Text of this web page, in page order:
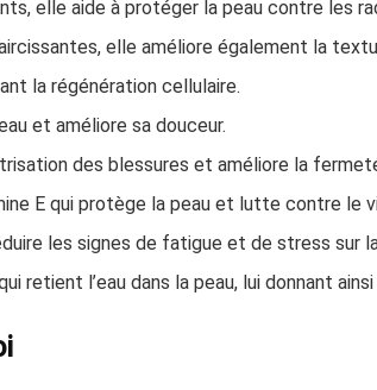
elle aide à protéger la peau contre les
elle améliore également la
la régénération cellulaire.
et améliore sa douceur.
des blessures et améliore la
E qui protège la peau et lutte contre le
les signes de fatigue et de stress sur
retient l’eau dans la peau, lui donnant